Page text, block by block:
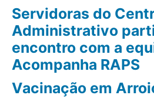
Servidoras do
Administrativo
encontro com a
Acompanha RAPS
Vacinação em